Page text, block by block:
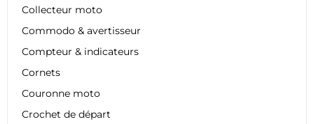
Collecteur moto
Commodo & avertisseur
Compteur & indicateurs
Cornets
Couronne moto
Crochet de départ